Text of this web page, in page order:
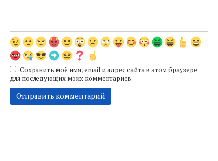
Сохранить моё имя, email и адрес сайта в этом браузере
для последующих моих комментариев.